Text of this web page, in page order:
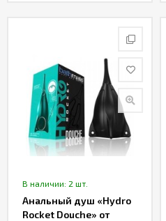
В наличии: 2 шт.
Анальный душ «Hydro
Rocket Douche» от